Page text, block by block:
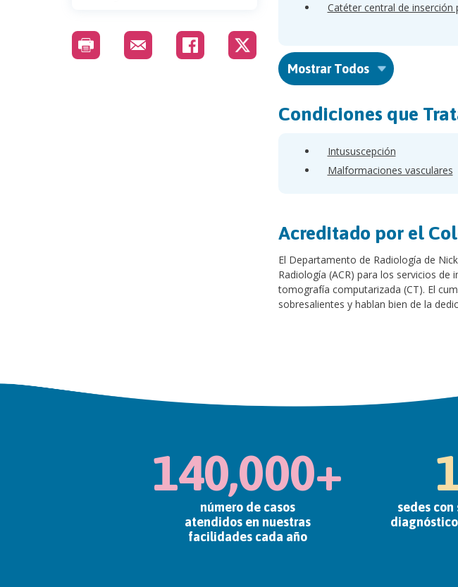
Catéter central de inserción
Mostrar Todos
Condiciones que
Intususcepción
Malformaciones vasculares
Acreditado por el
El Departamento de Radiología de
Radiología (ACR) para los servicios
tomografía computarizada (CT). El
sobresalientes y hablan bien de la
140,000+
número de casos
atendidos en nuestras
facilidades cada año
sedes